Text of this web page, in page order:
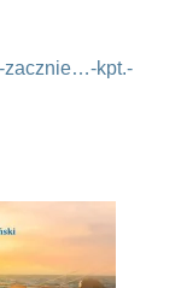
zacznie…-kpt.-